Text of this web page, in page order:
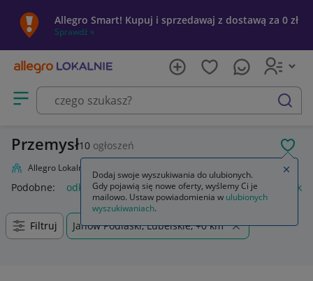
Allegro Smart! Kupuj i sprzedawaj z dostawą za 0 zł
Sprawdź »
Otwórz menu z kategoriami
szukaj
Przemysł10 ogłoszeń
Allegro Lokalnie
Podobne: odkurzacz przemysłowy przemysł drzewny
Filtruj Janów Podlaski, Lubelskie, +0 km
Dodaj swoje wyszukiwania do ulubionych.
Gdy pojawią się nowe oferty, wyślemy Ci je
mailowo. Ustaw powiadomienia w ulubionych
wyszukiwaniach.